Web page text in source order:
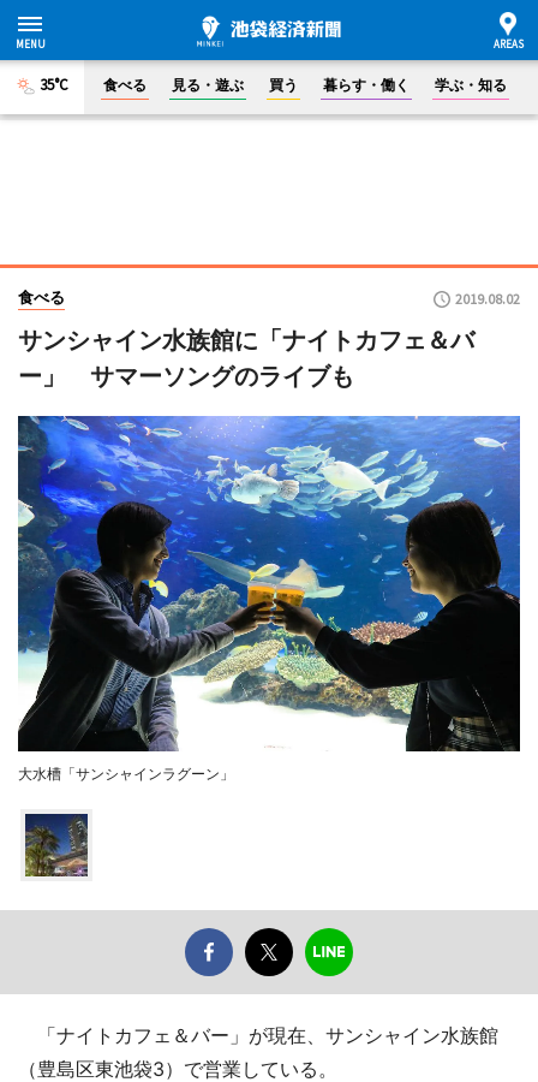
35°C 食べる 見る・遊ぶ 買う 暮らす・働く 学ぶ・知る
食べる 2019.08.02
サンシャイン水族館に「ナイトカフェ＆バ
ー」 サマーソングのライブも
大水槽「サンシャインラグーン」
「ナイトカフェ＆バー」が現在、サンシャイン水族館
（豊島区東池袋3）で営業している。